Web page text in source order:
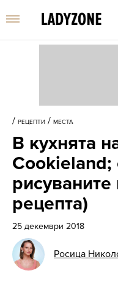
/ РЕЦЕПТИ / МЕСТА
В кухнята
Cookieland;
рисуваните
рецепта)
25 декември 2018
Росица